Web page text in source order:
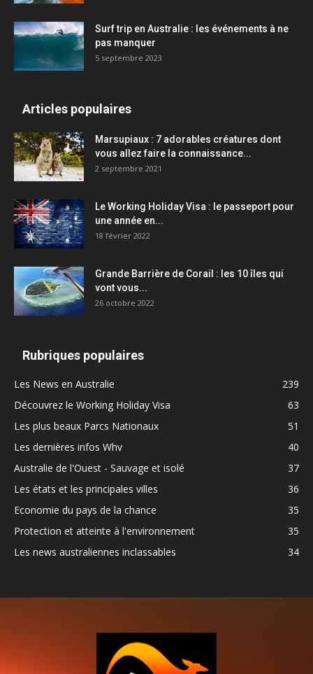
Surf trip en Australie : les événements à ne
pas manquer
5 septembre 2023
Articles populaires
Marsupiaux : 7 adorables créatures dont
vous allez faire la connaissance...
2 septembre 2021
Le Working Holiday Visa : le passeport pour
une année en...
18 février 2022
Grande Barrière de Corail : les 10 îles qui
vont vous...
26 octobre 2022
Rubriques populaires
Les News en Australie
239
Découvrez le Working Holiday Visa
63
Les plus beaux Parcs Nationaux
51
Les dernières infos Whv
40
Australie de l'Ouest - Sauvage et isolé
37
Les états et les principales villes
36
Economie du pays de la chance
35
Protection et atteinte à l'environnement
35
Les news australiennes inclassables
34